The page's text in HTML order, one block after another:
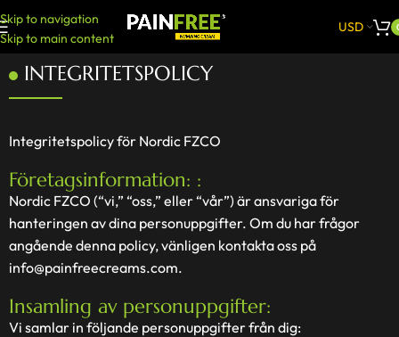
Skip to navigation
Skip to main content
USD
INTEGRITETSPOLICY
Integritetspolicy för Nordic FZCO
Företagsinformation: :
Nordic FZCO (“vi,” “oss,” eller “vår”) är ansvariga för
hanteringen av dina personuppgifter. Om du har frågor
angående denna policy, vänligen kontakta oss på
info@painfreecreams.com.
Insamling av personuppgifter:
Vi samlar in följande personuppgifter från dig: